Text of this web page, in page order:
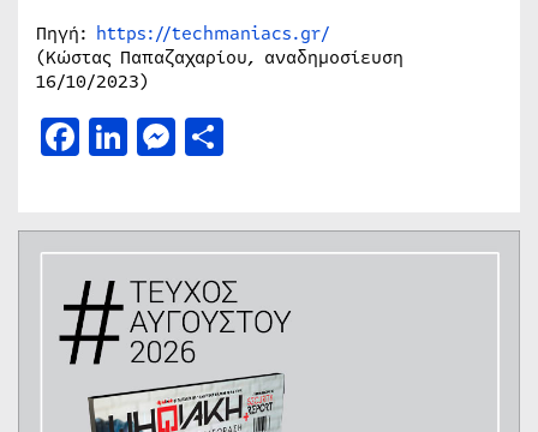
Πηγή: https://techmaniacs.gr/
(Κώστας Παπαζαχαρίου, αναδημοσίευση
16/10/2023)
Facebook
LinkedIn
Messenger